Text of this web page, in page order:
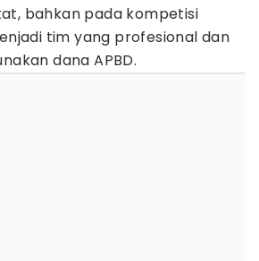
bahkan pada kompetisi
tim yang profesional dan
dana APBD.